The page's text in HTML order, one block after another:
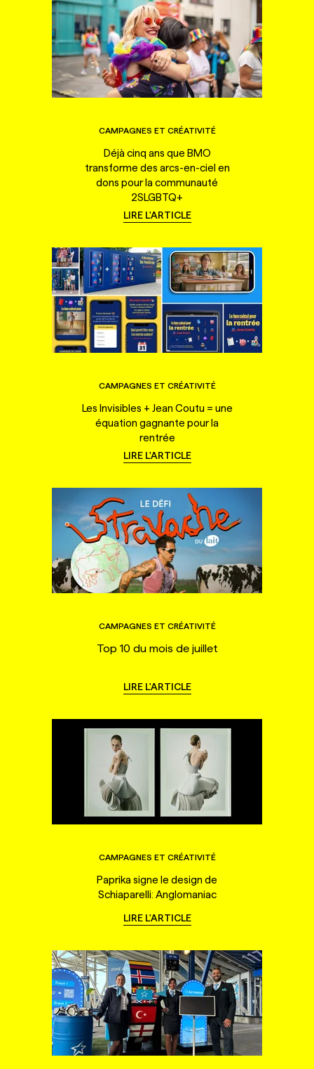
CAMPAGNES ET CRÉATIVITÉ
Déjà cinq ans que BMO
transforme des arcs-en-ciel en
dons pour la communauté
2SLGBTQ+
LIRE L'ARTICLE
CAMPAGNES ET CRÉATIVITÉ
Les Invisibles + Jean Coutu = une
équation gagnante pour la
rentrée
LIRE L'ARTICLE
CAMPAGNES ET CRÉATIVITÉ
Top 10 du mois de juillet
LIRE L'ARTICLE
CAMPAGNES ET CRÉATIVITÉ
Paprika signe le design de
Schiaparelli: Anglomaniac
LIRE L'ARTICLE